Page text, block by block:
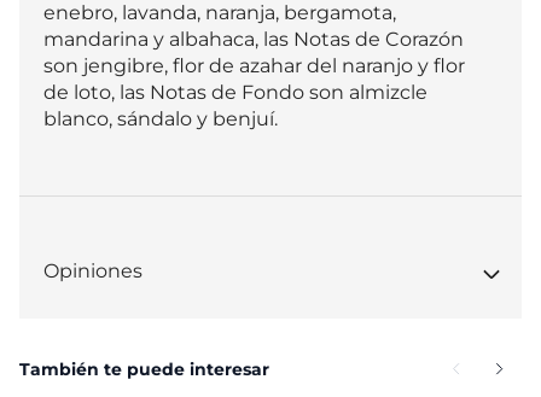
enebro, lavanda, naranja, bergamota,
mandarina y albahaca, las Notas de Corazón
son jengibre, flor de azahar del naranjo y flor
de loto, las Notas de Fondo son almizcle
blanco, sándalo y benjuí.
Opiniones
También te puede interesar